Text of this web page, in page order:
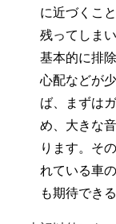
に近づくこ
残ってしま
基本的に排
心配などが
ば、まずは
め、大きな
ります。そ
れている車
も期待でき